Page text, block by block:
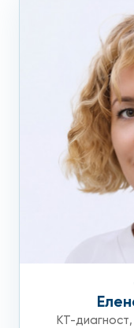
КТ-диагност,